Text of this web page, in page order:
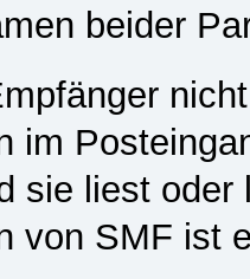
beider
im
sie liest
von SMF ist